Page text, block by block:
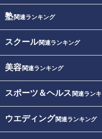
塾関連ランキング
スクール関連ランキング
美容関連ランキング
スポーツ＆ヘルス 関連ラン
ウエディング関連ランキング